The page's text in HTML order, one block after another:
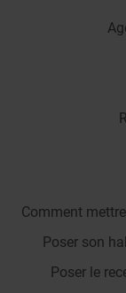
Comment
Poser son
Poser le